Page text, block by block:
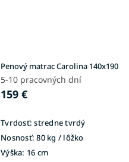
Penový matrac Carolina 140x190
5-10 pracovných dní
159 €
Tvrdosť: stredne tvrdý
Nosnosť: 80 kg / lôžko
Výška: 16 cm